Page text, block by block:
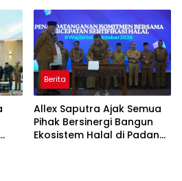
Berita
Allex Saputra Ajak Semua
Pihak Bersinergi Bangun
Ekosistem Halal di Padang